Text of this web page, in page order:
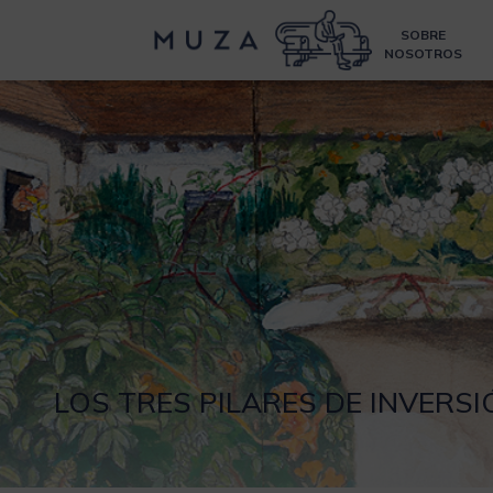
SOBRE
NOSOTROS
LOS TRES PILARES DE